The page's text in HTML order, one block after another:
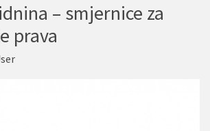
– smjernice za
prava